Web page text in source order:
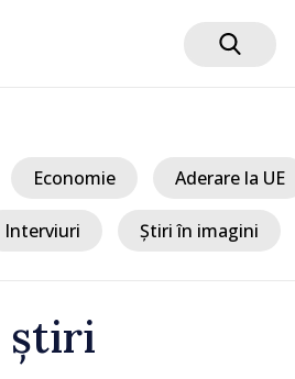
Economie Aderare la UE
Interviuri Știri în imagini
știri